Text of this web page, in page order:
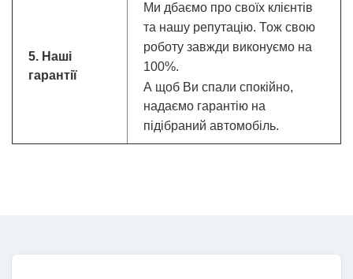
5. Наші
гарантії
Ми дбаємо про своїх клієнтів
та нашу репутацію. Тож свою
роботу завжди виконуємо на
100%.
А щоб Ви спали спокійно,
надаємо гарантію на
підібраний автомобіль.